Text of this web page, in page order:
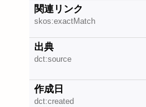
関連リンク
skos:exactMatch
出典
dct:source
作成日
dct:created